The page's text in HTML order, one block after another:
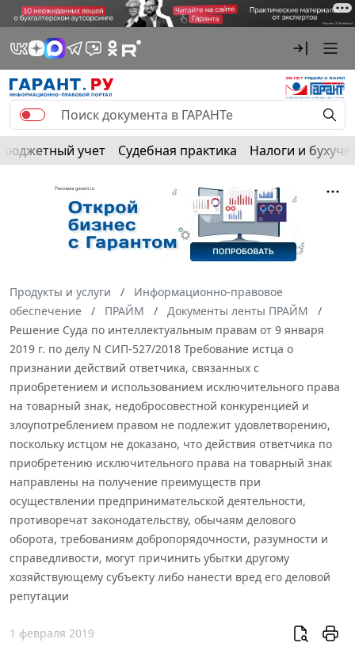
Бюджетный учет Судебная практика Налоги и
Продукты и услуги
Информационно-правовое
обеспечение
ПРАЙМ
Документы ленты ПРАЙМ
Решение Суда по интеллектуальным правам от 9 января
2019 г. по делу N СИП-527/2018 Требование истца о
признании действий ответчика, связанных с
приобретением и использованием исключительного права
на товарный знак, недобросовестной конкуренцией и
злоупотреблением правом не подлежит удовлетворению,
поскольку истцом не доказано, что действия ответчика по
приобретению исключительного права на товарный знак
направлены на получение преимуществ при
осуществлении предпринимательской деятельности,
противоречат законодательству, обычаям делового
оборота, требованиям добропорядочности, разумности и
справедливости, могут причинить убытки другому
хозяйствующему субъекту либо нанести вред его деловой
репутации
1 февраля 2019